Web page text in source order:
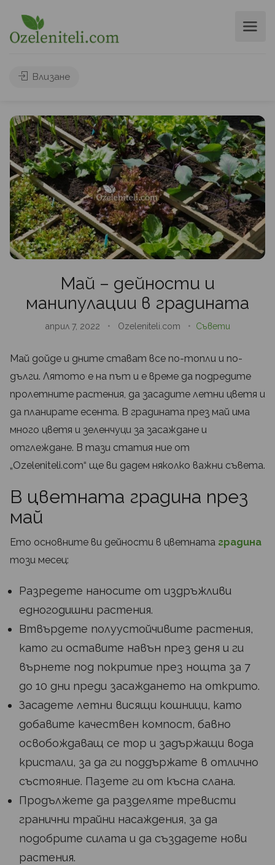
Влизане
Май – дейности и
манипулации в градината
април 7, 2022 • Ozeleniteli.com • Съвети
Май дойде и дните стават все по-топли и по-
дълги. Лятото е на път и е време да подредите
пролетните растения, да засадите летни цветя и
да планирате есента. В градината през май има
много цветя и зеленчуци за засаждане и
отглеждане. В тази статия ние от
„Ozeleniteli.com“ ще ви дадем няколко важни съвета.
В цветната градина през
май
Ето основните ви дейности в цветната градина
този месец:
Разредете наносите от издръжливи
едногодишни растения.
Втвърдете полуустойчивите растения,
като ги оставите навън през деня и ги
върнете под покритие през нощта за 7
до 10 дни преди засаждането на открито.
Засадете летни висящи кошници, като
добавите качествен компост, бавно
освобождаващ се тор и задържащи вода
кристали, за да ги поддържате в отлично
състояние. Пазете ги от късна слана.
Продължете да разделяте тревисти
гранични трайни насаждения, за да
подобрите силата и да създадете нови
растения.